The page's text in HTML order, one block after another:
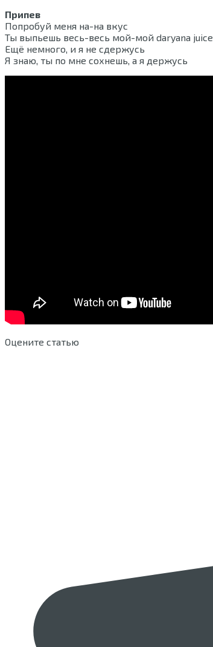
Припев
Попробуй меня на-на вкус
Ты выпьешь весь-весь мой-мой daryana juice
Ещё немного, и я не сдержусь
Я знаю, ты по мне сохнешь, а я держусь
Оцените статью